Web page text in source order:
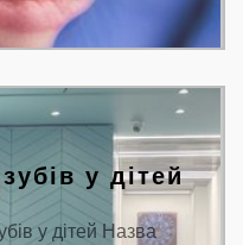
у дітей
у дітей Назва